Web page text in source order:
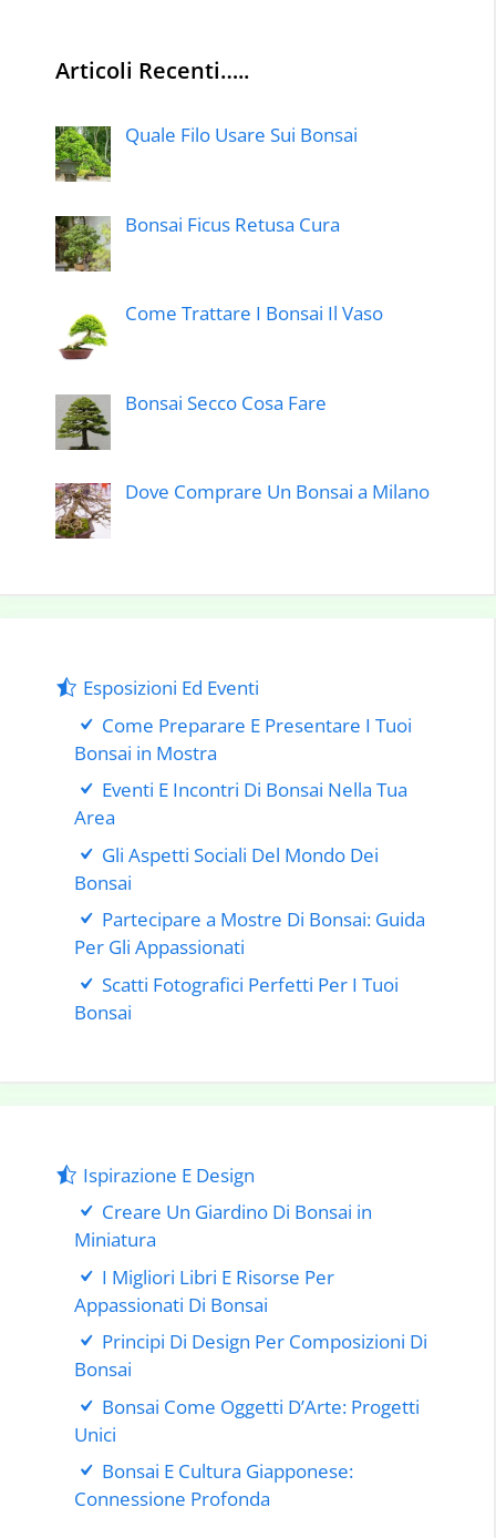
Articoli Recenti…..
Quale Filo Usare Sui Bonsai
Bonsai Ficus Retusa Cura
Come Trattare I Bonsai Il Vaso
Bonsai Secco Cosa Fare
Dove Comprare Un Bonsai a Milano
Esposizioni Ed Eventi
Come Preparare E Presentare I Tuoi
Bonsai in Mostra
Eventi E Incontri Di Bonsai Nella Tua
Area
Gli Aspetti Sociali Del Mondo Dei
Bonsai
Partecipare a Mostre Di Bonsai: Guida
Per Gli Appassionati
Scatti Fotografici Perfetti Per I Tuoi
Bonsai
Ispirazione E Design
Creare Un Giardino Di Bonsai in
Miniatura
I Migliori Libri E Risorse Per
Appassionati Di Bonsai
Principi Di Design Per Composizioni Di
Bonsai
Bonsai Come Oggetti D’Arte: Progetti
Unici
Bonsai E Cultura Giapponese:
Connessione Profonda